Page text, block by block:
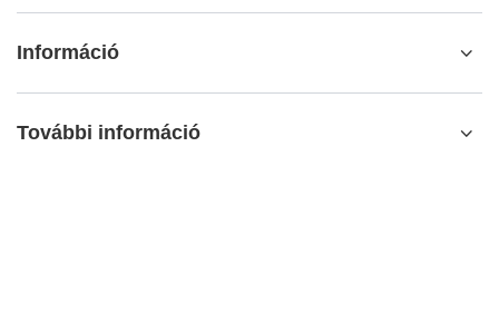
Információ
További információ